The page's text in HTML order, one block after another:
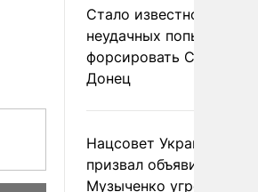
Стало известно о
неудачных попытках
форсировать
Донец
Нацсовет Украины по
призвал объявить
Музыченко угрозой